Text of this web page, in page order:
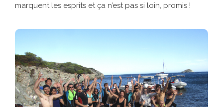
marquent les esprits et ça n’est pas si loin, promis !